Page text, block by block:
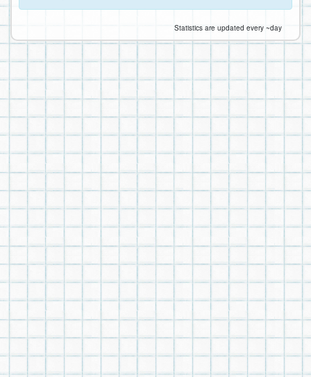
Statistics are updated every ~day